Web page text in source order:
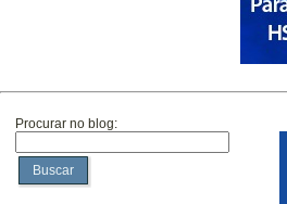
Procurar no blog:
Buscar